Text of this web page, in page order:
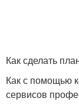
Как сделать
Как с помощью
сервисов